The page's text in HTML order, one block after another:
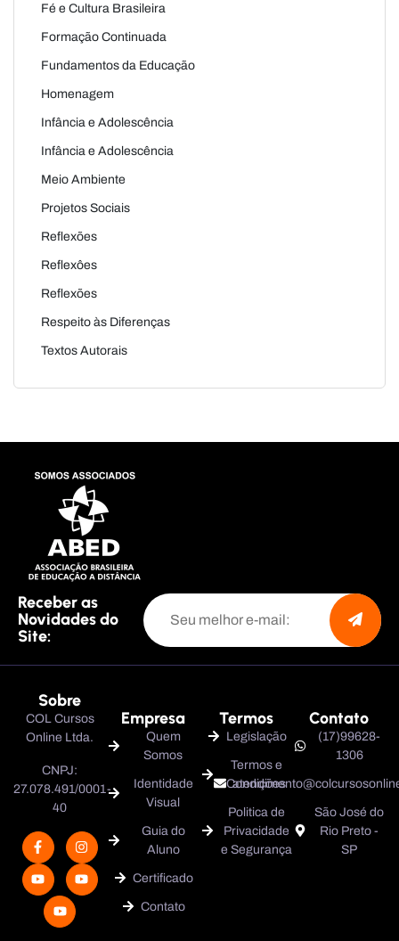
Fé e Cultura Brasileira
Formação Continuada
Fundamentos da Educação
Homenagem
Infância e Adolescência
Infância e Adolescência
Meio Ambiente
Projetos Sociais
Reflexões
Reflexôes
Reflexões
Respeito às Diferenças
Textos Autorais
Receber as
Novidades do
Site:
Sobre
COL Cursos
Online Ltda.
CNPJ:
27.078.491/0001-
40
Empresa
Quem
Somos
Identidade
Visual
Guia do
Aluno
Certificado
Contato
Termos
Legislação
Termos e
Condições
Politica de
Privacidade
e Segurança
Contato
(17)99628-
1306
São José do
Rio Preto -
SP